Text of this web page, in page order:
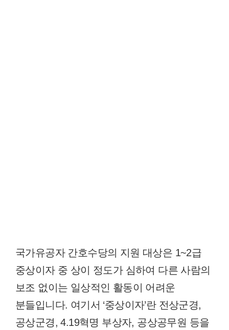
국가유공자 간호수당의 지원 대상은 1~2급
중상이자 중 상이 정도가 심하여 다른 사람의
보조 없이는 일상적인 활동이 어려운
분들입니다. 여기서 ‘중상이자’란 전상군경,
공상군경, 4.19혁명 부상자, 공상공무원 등을